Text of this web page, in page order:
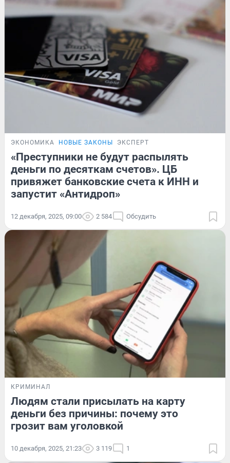
ЭКОНОМИКА НОВЫЕ ЗАКОНЫ ЭКСПЕРТ
«Преступники не будут распылять
деньги по десяткам счетов». ЦБ
привяжет банковские счета к ИНН и
запустит «Антидроп»
12 декабря, 2025, 09:00 2 584 Обсудить
КРИМИНАЛ
Людям стали присылать на карту
деньги без причины: почему это
грозит вам уголовкой
10 декабря, 2025, 21:23 3 119 1